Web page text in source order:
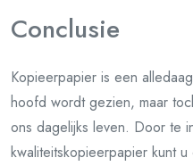
Conclusie
Kopieerpapier is een
hoofd wordt gezien, maar
ons dagelijks leven. Door te
kwaliteitskopieerpapier kunt